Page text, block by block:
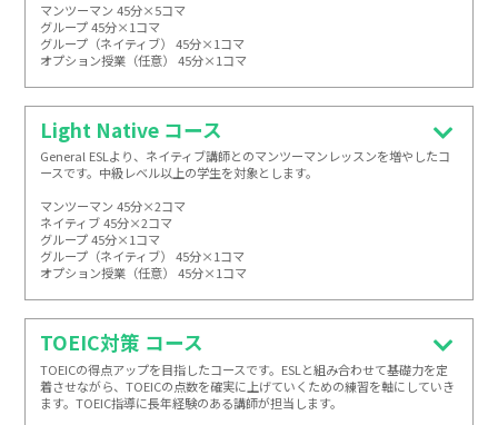
マンツーマン 45分×5コマ
グループ 45分×1コマ
グループ（ネイティブ） 45分×1コマ
オプション授業（任意） 45分×1コマ
Light Native コース
General ESLより、ネイティブ講師とのマンツーマンレッスンを増やしたコ
ースです。中級レベル以上の学生を対象とします。
マンツーマン 45分×2コマ
ネイティブ 45分×2コマ
グループ 45分×1コマ
グループ（ネイティブ） 45分×1コマ
オプション授業（任意） 45分×1コマ
TOEIC対策 コース
TOEICの得点アップを目指したコースです。ESLと組み合わせて基礎力を定
着させながら、TOEICの点数を確実に上げていくための練習を軸にしていき
ます。TOEIC指導に長年経験のある講師が担当します。